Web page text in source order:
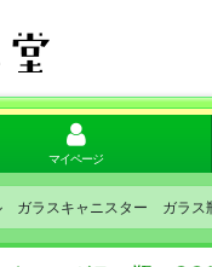
マイページ
ガラスキャニスター ガラ